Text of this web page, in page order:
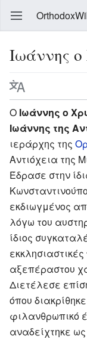
Ιωάννης
Ο Ιωάννης ο
Ιωάννης της
ιεράρχης της
Αντιόχεια της
Έδρασε στην
εκδιωγμένος
λόγω του
ίδιος
αξεπέραστου
Διετέλεσε
όπου
φιλανθρωπικό
αναδείχτηκε